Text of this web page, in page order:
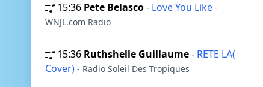
15:36 Pete Belasco- Love You Like -
WNJL.com Radio
15:36 Ruthshelle Guillaume- RETE LA(
Cover) - Radio Soleil Des Tropiques